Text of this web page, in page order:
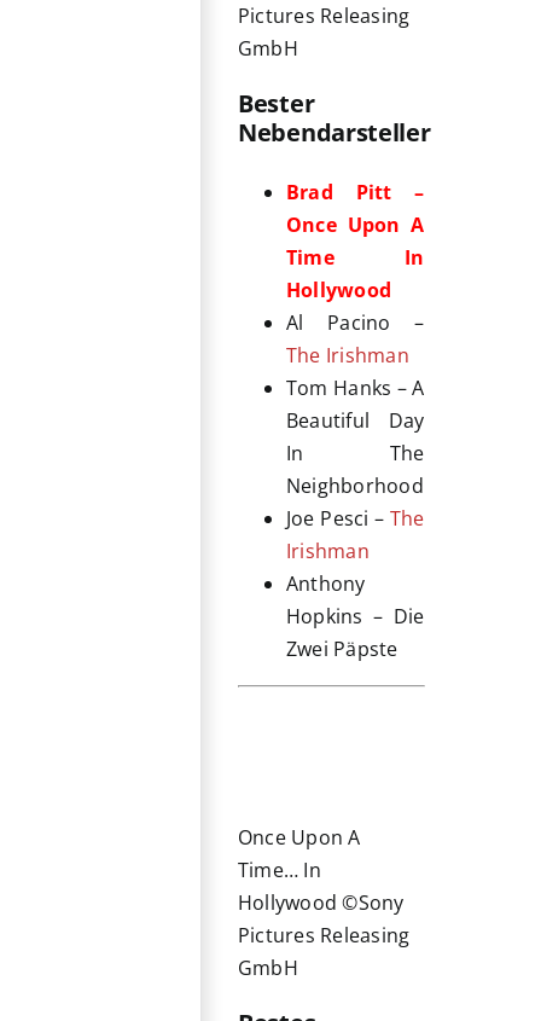
Pictures Releasing
GmbH
Bester
Nebendarsteller
Brad Pitt –
Once Upon A
Time In
Hollywood
Al Pacino –
The Irishman
Tom Hanks – A
Beautiful Day
In The
Neighborhood
Joe Pesci – The
Irishman
Anthony
Hopkins – Die
Zwei Päpste
Once Upon A
Time… In
Hollywood ©Sony
Pictures Releasing
GmbH